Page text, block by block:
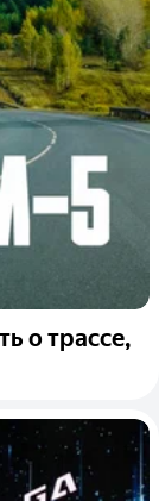
о трассе,